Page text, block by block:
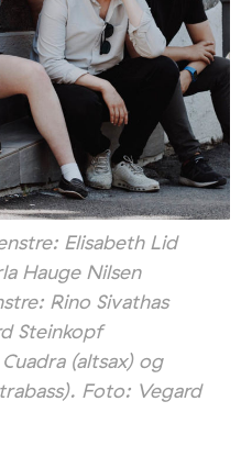
Elisabeth Lid
Hauge Nilsen
Rino Sivathas
Steinkopf
(altsax) og
Foto: Vegard